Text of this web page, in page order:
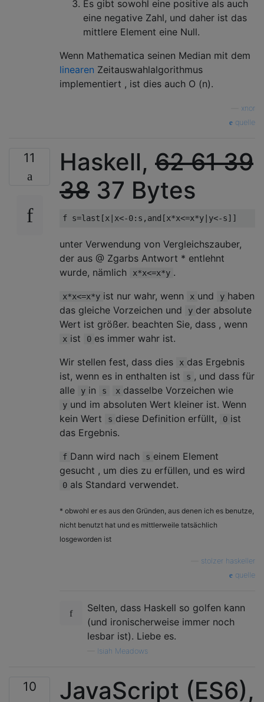
Es gibt sowohl eine positive als auch
eine negative Zahl, und daher ist das
mittlere Element eine Null.
Wenn Mathematica seinen Median mit dem
linearen Zeitauswahlalgorithmus
implementiert , ist dies auch O (n).
xnor
quelle
11 Haskell, 626139
38 37 Bytes
unter Verwendung von Vergleichszauber,
der aus @ Zgarbs Antwort * entlehnt
wurde, nämlich
x*x<=x*y .
x*x<=x*y ist nur wahr, wenn x und y haben
das gleiche Vorzeichen und
y der absolute
Wert ist größer. beachten Sie, dass , wenn
x ist 0 es immer wahr ist.
Wir stellen fest, dass dies
x das Ergebnis
ist, wenn es in enthalten ist
s , und dass für
alle
y in s x dasselbe Vorzeichen wie
y und im absoluten Wert kleiner ist. Wenn
kein Wert
s diese Definition erfüllt, 0 ist
das Ergebnis.
f Dann wird nach s einem Element
gesucht , um dies zu erfüllen, und es wird
0 als Standard verwendet.
* obwohl er es aus den Gründen, aus denen ich es benutze,
nicht benutzt hat und es mittlerweile tatsächlich
losgeworden ist
stolzer haskeller
quelle
Selten, dass Haskell so golfen kann
(und ironischerweise immer noch
lesbar ist). Liebe es.
Isiah Meadows
10 JavaScript (ES6),